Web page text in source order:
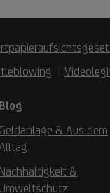
Blog
Geldanlage & Aus dem
Nachhaltigkeit &
Umweltschutz